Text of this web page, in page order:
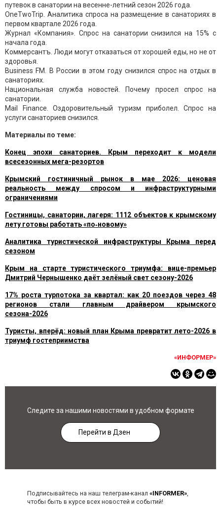
путевок в санатории на весенне-летний сезон 2026 года.
OneTwoTrip. Аналитика спроса на размещение в санаториях в
первом квартале 2026 года.
Журнал «Компания». Спрос на санатории снизился на 15% с
начала года.
Коммерсантъ. Люди могут отказаться от хорошей еды, но не от
здоровья.
Business FM. В России в этом году снизился спрос на отдых в
санаториях.
Национальная служба новостей. Почему просел спрос на
санатории.
Mail Finance. Оздоровительный туризм приболел. Спрос на
услуги санаториев снизился.
Материалы по теме:
Конец эпохи санаториев. Крым переходит к модели
всесезонных мега-резортов
Крымский гостиничный рынок в мае 2026: ценовая
реальность между спросом и инфраструктурными
ограничениями
Гостиницы, санатории, лагеря: 1112 объектов к крымскому
лету готовы работать «по‑новому»
Аналитика туристической инфраструктуры Крыма перед
сезоном
Крым на старте туристического триумфа: вице-премьер
Дмитрий Чернышенко даёт зелёный свет сезону-2026
17% роста турпотока за квартал: как 20 поездов через 48
регионов стали главным драйвером крымского
сезона-2026
Туристы, вперёд: новый план Крыма превратит лето-2026 в
триумф гостеприимства
«ИНФОРМЕР»
Следите за нашими новостями в удобном формате
Перейти в Дзен
Подписывайтесь на наш телеграм-канал «INFORMER»,
чтобы быть в курсе всех новостей и событий!